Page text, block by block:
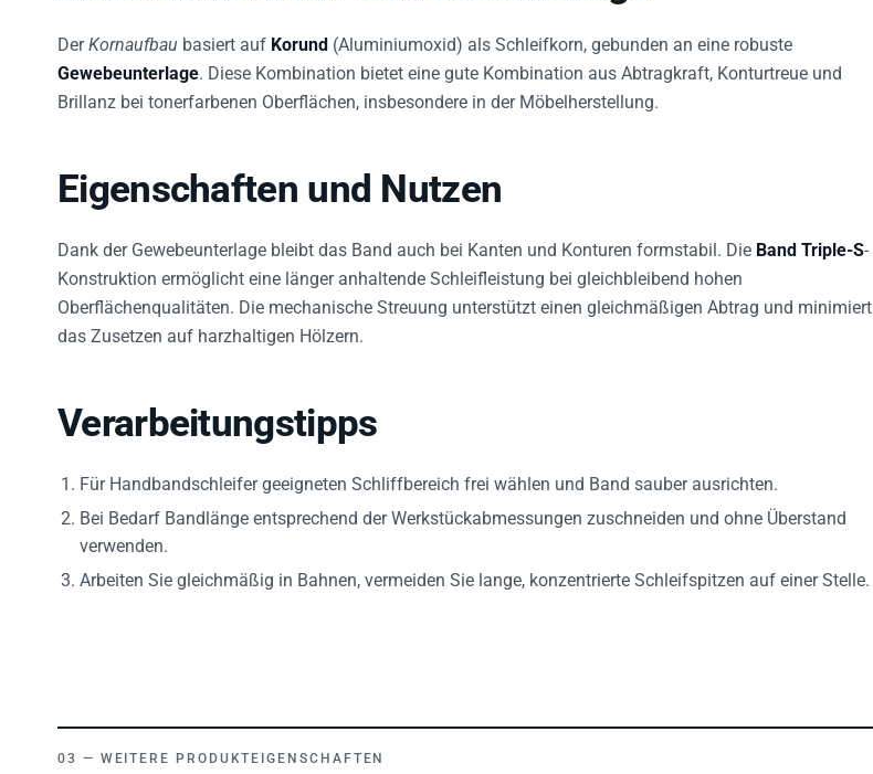
Der Kornaufbau basiert auf Korund (Aluminiumoxid) als Schleifkorn, gebunden an eine robuste
Gewebeunterlage . Diese Kombination bietet eine gute Kombination aus Abtragkraft, Konturtreue und
Brillanz bei tonerfarbenen Oberflächen, insbesondere in der Möbelherstellung.
Eigenschaften und Nutzen
Dank der Gewebeunterlage bleibt das Band auch bei Kanten und Konturen formstabil. Die Band Triple-S
Konstruktion ermöglicht eine länger anhaltende Schleifleistung bei gleichbleibend hohen
Oberflächenqualitäten. Die mechanische Streuung unterstützt einen gleichmäßigen Abtrag und minimiert
das Zusetzen auf harzhaltigen Hölzern.
Verarbeitungstipps
Für Handbandschleifer geeigneten Schliffbereich frei wählen und Band sauber ausrichten.
Bei Bedarf Bandlänge entsprechend der Werkstückabmessungen zuschneiden und ohne Überstand
verwenden.
Arbeiten Sie gleichmäßig in Bahnen, vermeiden Sie lange, konzentrierte Schleifspitzen auf einer Stelle.
WEITERE PRODUKTEIGENSCHAFTEN